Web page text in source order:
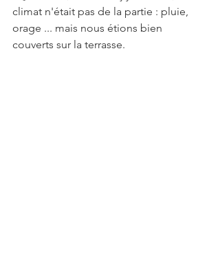
climat n'était pas de la partie : pluie,
orage ... mais nous étions bien
couverts sur la terrasse.